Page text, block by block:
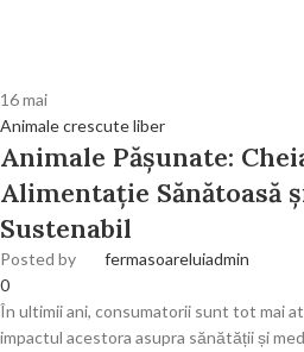
16mai
Animale crescute liber
Animale Pășunate:
Alimentație Sănătoasă
Sustenabil
Posted by
fermasoareluiadmin
0
În ultimii ani, consumatorii sunt tot mai
impactul acestora asupra sănătății și